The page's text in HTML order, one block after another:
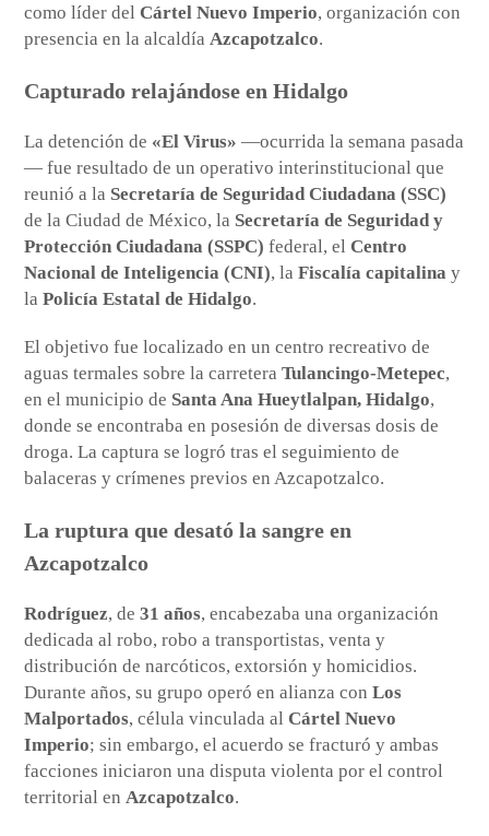
como líder delCártel Nuevo Imperio, organización con
presencia en la alcaldía Azcapotzalco.
Capturado relajándose en Hidalgo
La detención de «El Virus» —ocurrida la semana pasada
— fue resultado de un operativo interinstitucional que
reunió a la Secretaría de Seguridad Ciudadana (SSC)
de la Ciudad de México, la Secretaría de Seguridad y
Protección Ciudadana (SSPC) federal, elCentro
Nacional de Inteligencia (CNI), laFiscalía capitalina y
laPolicía Estatal de Hidalgo.
El objetivo fue localizado en un centro recreativo de
aguas termales sobre la carreteraTulancingo-Metepec,
en el municipio de Santa Ana Hueytlalpan, Hidalgo,
donde se encontraba en posesión de diversas dosis de
droga. La captura se logró tras el seguimiento de
balaceras y crímenes previos en Azcapotzalco.
La ruptura que desató la sangre en
Azcapotzalco
Rodríguez, de31 años, encabezaba una organización
dedicada al robo, robo a transportistas, venta y
distribución de narcóticos, extorsión y homicidios.
Durante años, su grupo operó en alianza conLos
Malportados, célula vinculada alCártel Nuevo
Imperio; sin embargo, el acuerdo se fracturó y ambas
facciones iniciaron una disputa violenta por el control
territorial en Azcapotzalco.